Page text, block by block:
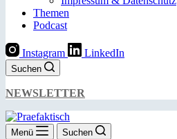
Themen
Podcast
Instagram LinkedIn
Suchen
NEWSLETTER
Menü Suchen